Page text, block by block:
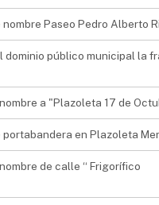
nombre Paseo Pedro Alberto
dominio público municipal la
a "Plazoleta 17 de
portabandera en Plazoleta
de calle “ Frigorífico